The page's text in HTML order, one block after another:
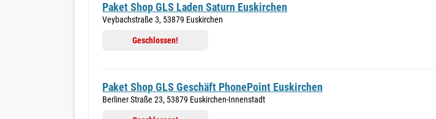
Paket Shop GLS Laden Saturn Euskirchen
Veybachstraße 3, 53879 Euskirchen
Geschlossen!
Paket Shop GLS Geschäft PhonePoint Euskirchen
Berliner Straße 23, 53879 Euskirchen-Innenstadt